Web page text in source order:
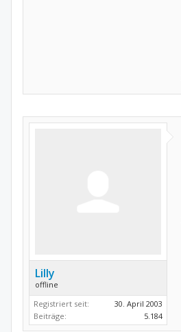
Lilly
offline
Registriert seit:
30. April 2003
Beiträge:
5.184